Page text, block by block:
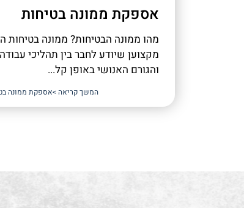
אספקת ממונה בטיחות
מהו ממונה הבטיחות? ממונה בטיחות
מקצוען שיודע לחבר בין תהליכי עבודה
והגורם האנושי באופן קל...
המשך קריאה >אספקת ממונה